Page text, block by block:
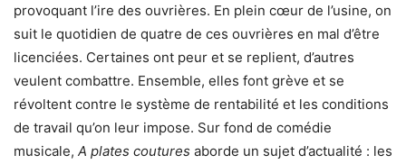
provoquant l’ire des ouvrières. En plein cœur de l’usine, on
suit le quotidien de quatre de ces ouvrières en mal d’être
licenciées. Certaines ont peur et se replient, d’autres
veulent combattre. Ensemble, elles font grève et se
révoltent contre le système de rentabilité et les conditions
de travail qu’on leur impose. Sur fond de comédie
musicale, A plates coutures aborde un sujet d’actualité : les